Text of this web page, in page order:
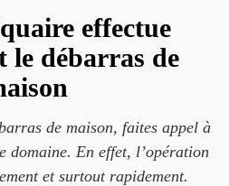
effectue
le débarras de
de maison, faites appel à
domaine. En effet, l’opération
et surtout rapidement.